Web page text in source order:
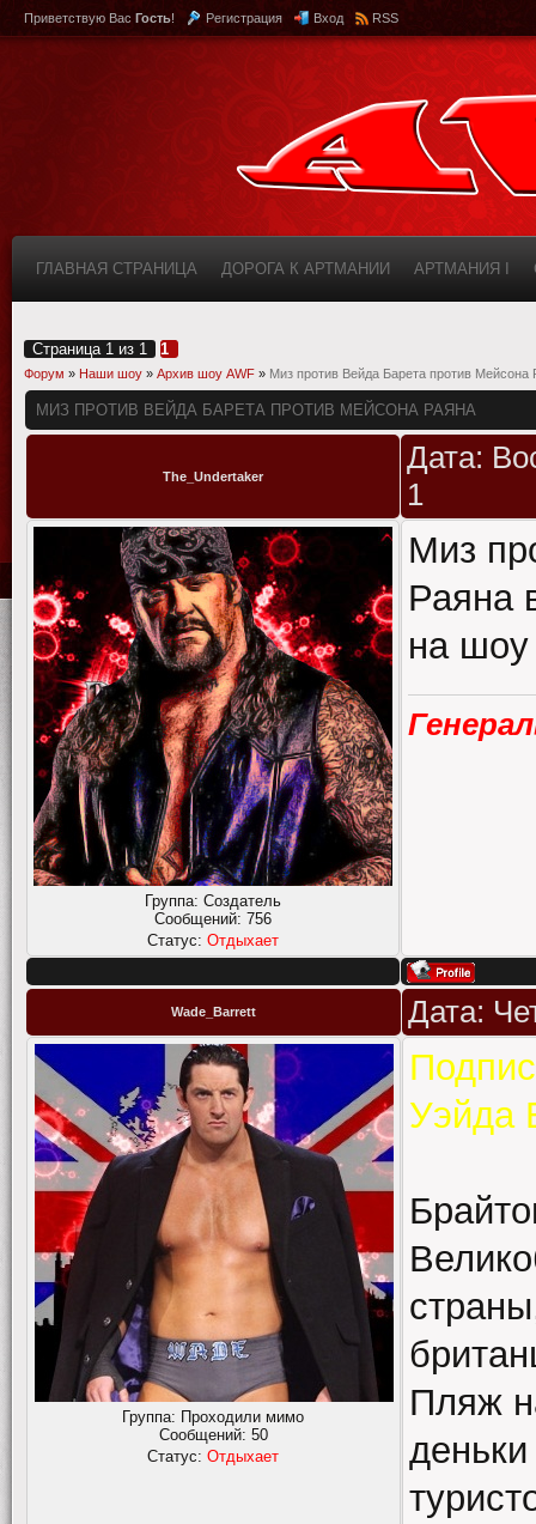
Приветствую Вас Гость! Регистрация Вход RSS
ГЛАВНАЯ СТРАНИЦА ДОРОГА К АРТМАНИИ АРТМАНИЯ I
Страница 1 из 1 1
Форум » Наши шоу » Архив шоу AWF » Миз против Вейда Барета против Мейсона
МИЗ ПРОТИВ ВЕЙДА БАРЕТА ПРОТИВ МЕЙСОНА РАЯНА
The_Undertaker
Дата:
1
Группа: Создатель
Сообщений: 756
Статус: Отдыхает
Миз
Раяна
на
Wade_Barrett Дата:
Группа: Проходили мимо
Сообщений: 50
Статус:Отдыхает
Уэйда
Пляж